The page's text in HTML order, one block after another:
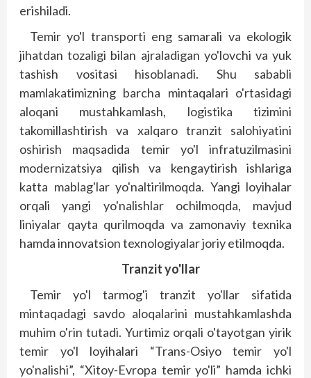
erishiladi.
Temir yo'l transporti eng samarali va ekologik
jihatdan tozaligi bilan ajraladigan yo'lovchi va yuk
tashish vositasi hisoblanadi. Shu sababli
mamlakatimizning barcha mintaqalari o'rtasidagi
aloqani mustahkamlash, logistika tizimini
takomillashtirish va xalqaro tranzit salohiyatini
oshirish maqsadida temir yo'l infratuzilmasini
modernizatsiya qilish va kengaytirish ishlariga
katta mablag'lar yo'naltirilmoqda. Yangi loyihalar
orqali yangi yo'nalishlar ochilmoqda, mavjud
liniyalar qayta qurilmoqda va zamonaviy texnika
hamda innovatsion texnologiyalar joriy etilmoqda.
Tranzit yo'llar
Temir yo'l tarmog'i tranzit yo'llar sifatida
mintaqadagi savdo aloqalarini mustahkamlashda
muhim o'rin tutadi. Yurtimiz orqali o'tayotgan yirik
temir yo'l loyihalari “Trans-Osiyo temir yo'l
yo'nalishi”, “Xitoy-Evropa temir yo'li” hamda ichki